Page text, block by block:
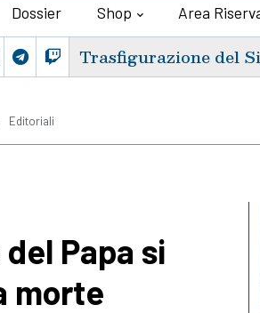
Dossier Shop Area
Trasfigurazione del
Editoriali
Papa si
morte